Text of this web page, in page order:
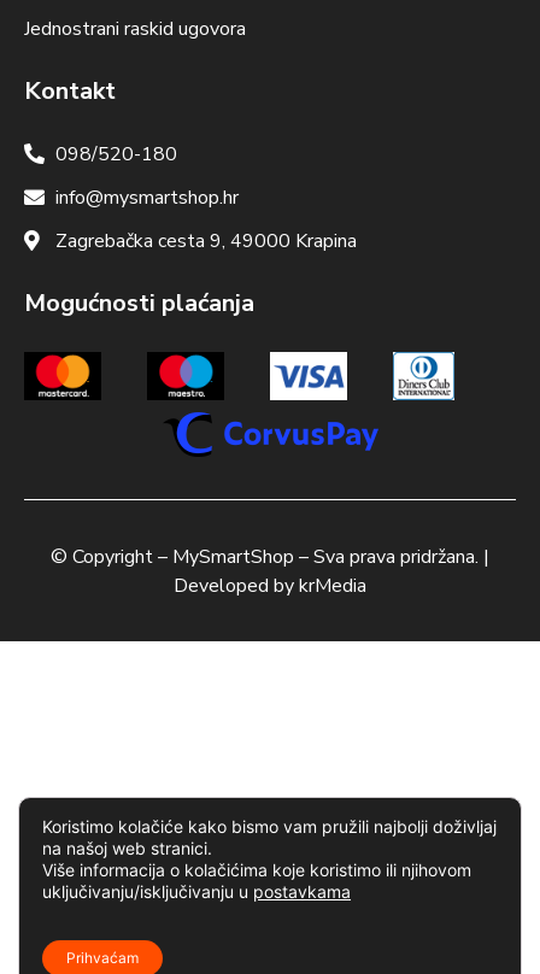
Jednostrani raskid ugovora
Kontakt
098/520-180
info@mysmartshop.hr
Zagrebačka cesta 9, 49000 Krapina
Mogućnosti plaćanja
© Copyright – MySmartShop – Sva prava pridržana. |
Developed bykrMedia
Koristimo kolačiće kako bismo vam pružili najbolji doživljaj
na našoj web stranici.
Više informacija o kolačićima koje koristimo ili njihovom
uključivanju/isključivanju u postavkama
Prihvaćam